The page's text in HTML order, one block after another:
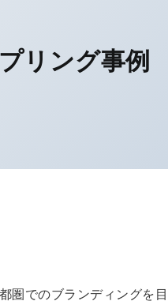
リング事例
圏でのブランディングを